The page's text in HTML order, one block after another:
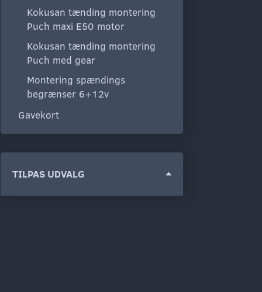
Kokusan tænding montering
Puch maxi E50 motor
Kokusan tænding montering
Puch med gear
Montering spændings
begrænser 6+12v
Gavekort
TILPAS UDVALG